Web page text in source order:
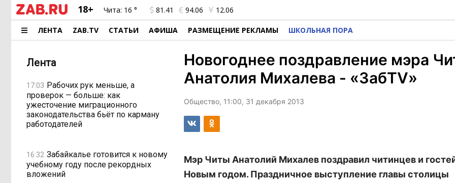
18+ Чита: 16 ° 81.41 94.06 12.06
ЛЕНТА ZAB.TV СТАТЬИ АФИША РАЗМЕЩЕНИЕ РЕКЛАМЫ ШКОЛЬНАЯ ПОРА
Лента
17:03 Рабочих рук меньше, а
проверок — больше: как
ужесточение миграционного
законодательства бьёт по карману
работодателей
16:32 Забайкалье готовится к новому
учебному году после рекордных
вложений
Новогоднее поздравление мэра
Анатолия Михалева - «ЗабTV»
Общество, 11:00, 31 декабря 2013
Мэр Читы Анатолий Михалев поздравил читинцев и
Новым годом. Праздничное выступление главы столицы